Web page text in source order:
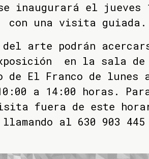
inaugurará el
con una visita guiada.
del arte podrán
en la sala de
de El Franco de lunes
a 14:00 horas.
fuera de este
al 630 903